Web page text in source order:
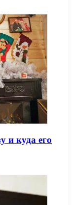
и куда его